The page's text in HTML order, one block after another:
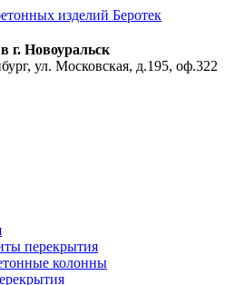
г. Новоуральск
, ул. Московская, д.195, оф.322
перекрытия
колонны